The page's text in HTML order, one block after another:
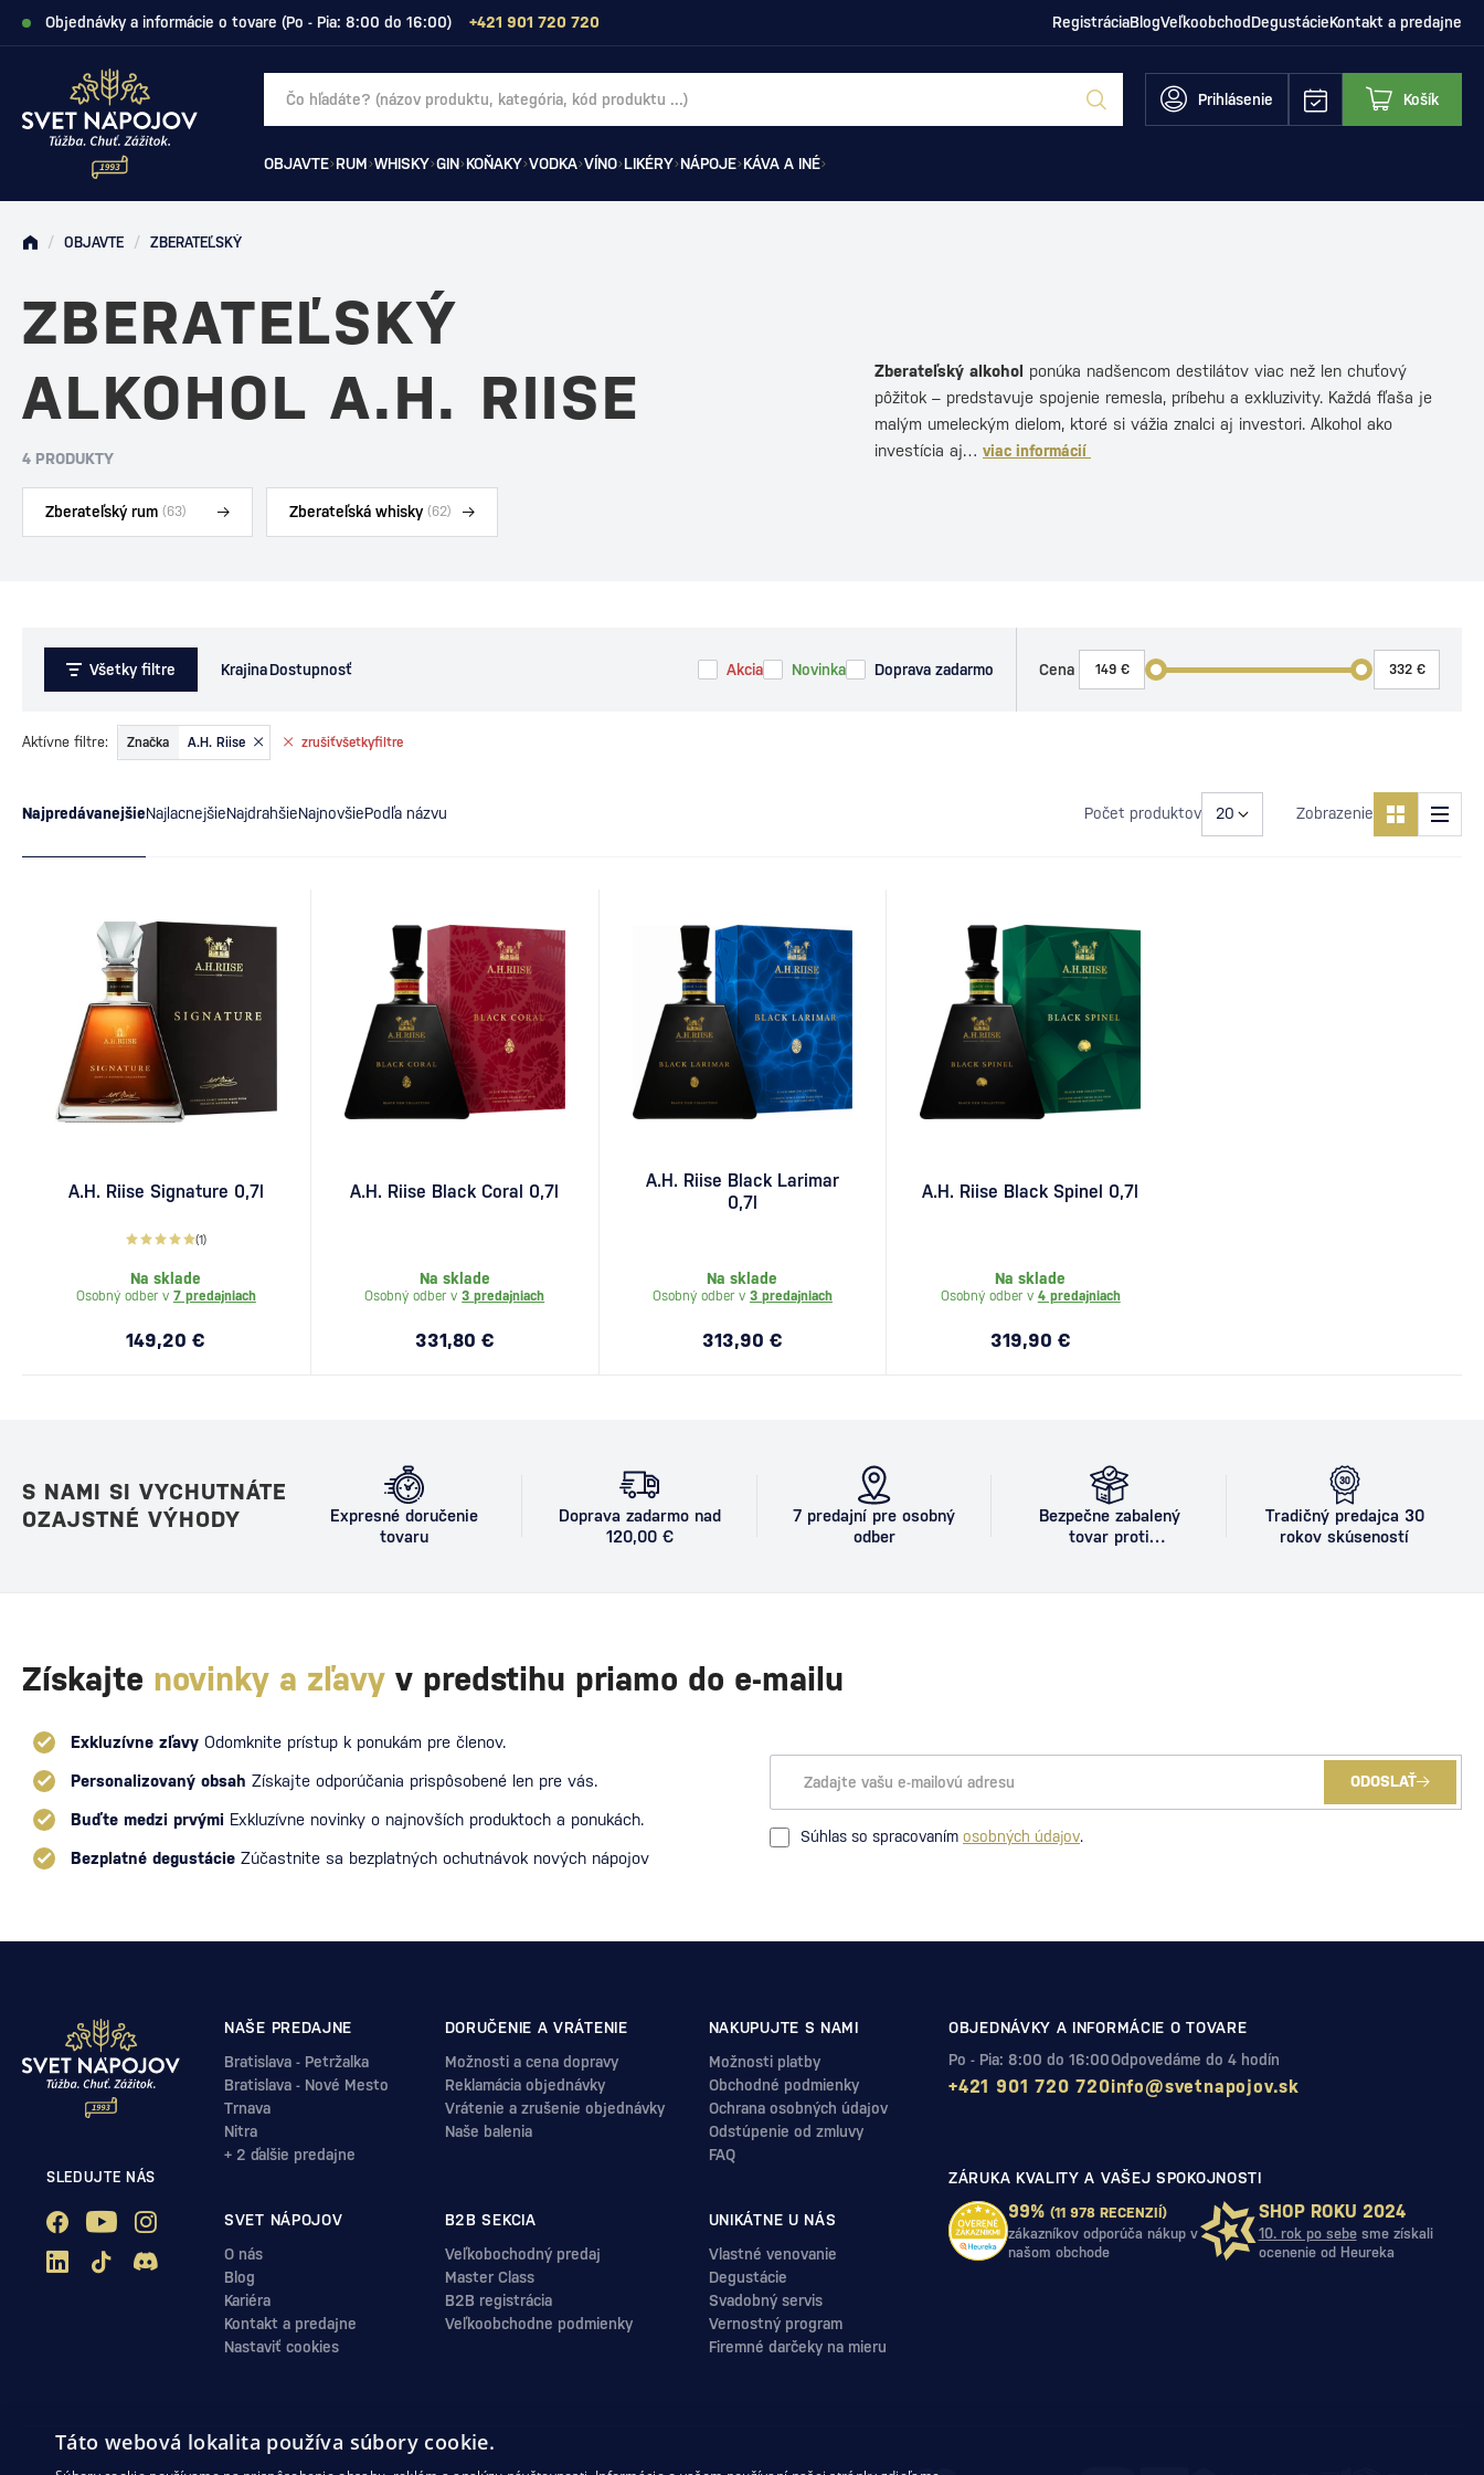
Objednávky a informácie o tovare (Po - Pia: 8:00 do 16:00) +421 901 720 720 RegistráciaBlogVeľkoobchodDegustácieKontakt a predajne
Prihlásenie Košík
OBJAVTE RUM WHISKY GIN KOŇAKY VODKA VÍNO LIKÉRY NÁPOJE KÁVA A INÉ
/ OBJAVTE / ZBERATEĽSKÝ
ZBERATEĽSKÝ
ALKOHOL A.H. RIISE
4 PRODUKTY
Zberateľský rum (63) Zberateľská whisky(62)
Zberateľský alkohol ponúka nadšencom destilátov viac než len chuťový
pôžitok – predstavuje spojenie remesla, príbehu a exkluzivity. Každá fľaša je
malým umeleckým dielom, ktoré si vážia znalci aj investori. Alkohol ako
investícia aj… viac informácií
Všetky filtre KrajinaDostupnosť Akcia Novinka Doprava zadarmo Cena
NajpredávanejšieNajlacnejšieNajdrahšieNajnovšiePodľa názvu Počet produktov Zobrazenie
zrušiťvšetkyfiltre
Aktívne filtre: Značka A.H. Riise
A.H. Riise Signature 0,7l
(1)
Na sklade
Osobný odber v 7 predajniach
149,20 €
A.H. Riise Black Coral 0,7l
Na sklade
Osobný odber v3 predajniach
331,80 €
A.H. Riise Black Larimar
0,7l
Na sklade
Osobný odber v 3 predajniach
313,90 €
A.H. Riise Black Spinel 0,7l
Na sklade
Osobný odber v 4 predajniach
319,90 €
S NAMI SI VYCHUTNÁTE
OZAJSTNÉ VÝHODY
Expresné doručenie
tovaru
Doprava zadarmo nad
120,00 €
7 predajní pre osobný
odber
Bezpečne zabalený
tovar proti
Tradičný predajca 30
rokov skúseností
Získajte novinky a zľavy v predstihu priamo do e-mailu
Exkluzívne zľavy Odomknite prístup k ponukám pre členov.
Personalizovaný obsah Získajte odporúčania prispôsobené len pre vás.
Buďte medzi prvými Exkluzívne novinky o najnovších produktoch a ponukách.
Bezplatné degustácie Zúčastnite sa bezplatných ochutnávok nových nápojov
ODOSLAŤ
Súhlas so spracovaním osobných údajov.
SLEDUJTE NÁS
NAŠE PREDAJNE
Bratislava - Petržalka
Bratislava - Nové Mesto
Trnava
Nitra
+ 2 ďalšie predajne
DORUČENIE A VRÁTENIE
Možnosti a cena dopravy
Reklamácia objednávky
Vrátenie a zrušenie objednávky
Naše balenia
NAKUPUJTE S NAMI
Možnosti platby
Obchodné podmienky
Ochrana osobných údajov
Odstúpenie od zmluvy
FAQ
SVET NÁPOJOV
O nás
Blog
Kariéra
Kontakt a predajne
Nastaviť cookies
B2B SEKCIA
Veľkobochodný predaj
Master Class
B2B registrácia
Veľkoobchodne podmienky
UNIKÁTNE U NÁS
Vlastné venovanie
Degustácie
Svadobný servis
Vernostný program
Firemné darčeky na mieru
OBJEDNÁVKY A INFORMÁCIE O TOVARE
Po - Pia: 8:00 do 16:00
+421 901 720 720
Odpovedáme do 4 hodín
info@svetnapojov.sk
ZÁRUKA KVALITY A VAŠEJ SPOKOJNOSTI
99% (11 978 RECENZIÍ)
zákazníkov odporúča nákup v
našom obchode
SHOP ROKU 2024
10. rok po sebesme získali
ocenenie od Heureka
Táto webová lokalita používa súbory cookie.